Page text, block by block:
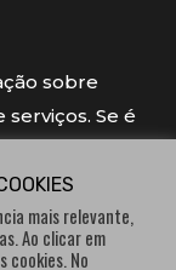
sobre
Se é
do
por
mais relevante,
Ao clicar em
cookies. No